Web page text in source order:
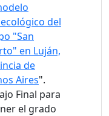
del
"San
en Luján,
de
Aires".
Final para
el grado